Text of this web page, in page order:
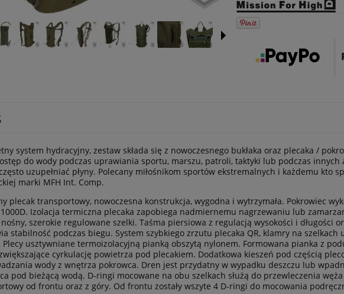
system hydracyjny, zestaw składa się z nowoczesnego bukłaka oraz plecaka /
do wody podczas uprawiania sportu, marszu, patroli, taktyki lub podczas innych
uzupełniać płyny. Polecany miłośnikom sportów ekstremalnych i każdemu kto
marki MFH Int. Comp.
plecak transportowy, nowoczesna konstrukcja, wygodna i wytrzymała. Pokrowiec
Izolacja termiczna plecaka zapobiega nadmiernemu nagrzewaniu lub
szerokie regulowane szelki. Taśma piersiowa z regulacją wysokości i długości
stabilność podczas biegu. System szybkiego zrzutu plecaka QR, klamry na szelkach
Plecy usztywniane termoizolacyjną pianką obszytą nylonem. Formowana pianka z
cyrkulację powietrza pod plecakiem. Dodatkowa kieszeń pod częścią
wody z wnętrza pokrowca. Dren jest przydatny w wypadku deszczu lub
pod bieżącą wodą. D-ringi mocowane na obu szelkach służą do przewleczenia
od frontu oraz z góry. Od frontu zostały wszyte 4 D-ringi do mocowania